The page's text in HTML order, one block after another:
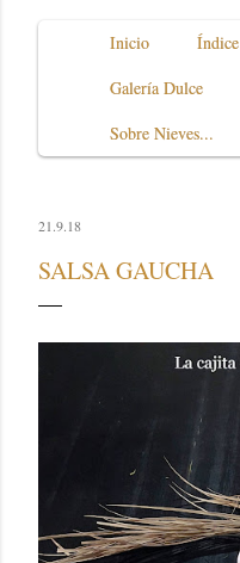
Inicio Índice
Galería Dulce
Sobre Nieves...
21.9.18
SALSA GAUCHA